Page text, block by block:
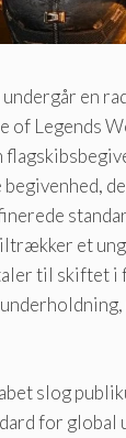
undergår en
of Legends
et
til skiftet i
slog
for global